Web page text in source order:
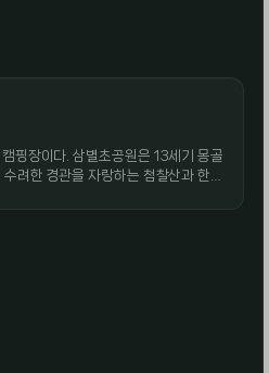
핑장이다. 삼별초공원은 13세기 몽골
려한 경관을 자랑하는 첨찰산과 한국
있을 만큼 넓다. 내부시설은 공동
조성되어